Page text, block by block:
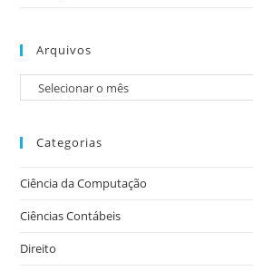
Arquivos
Categorias
Ciência da Computação
Ciências Contábeis
Direito